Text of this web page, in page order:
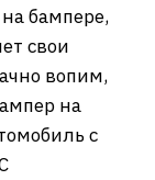
бампере,
свои
вопим,
на
с